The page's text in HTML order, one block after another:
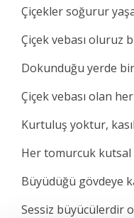
Çiçekler soğurur
Çiçek vebası oluruz
Dokunduğu yerde
Çiçek vebası olan
Kurtuluş yoktur,
Her tomurcuk kutsal
Büyüdüğü gövdeye
Sessiz büyücülerdir